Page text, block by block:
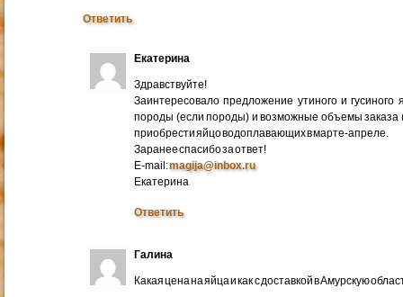
Ответить
Екатерина
Здравствуйте!
Заинтересовало предложение утиного и
породы (если породы) и возможные объемы заказа
приобрести яйцо водоплавающих в марте-апреле.
Заранее спасибо за ответ!
E-mail:magija@inbox.ru
Екатерина
Ответить
Галина
Какая цена на яйца и как с доставкой в Амурскую